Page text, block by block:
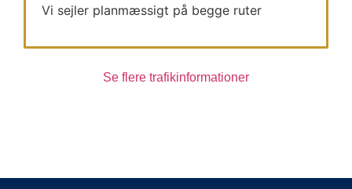
Vi sejler planmæssigt på begge ruter
Se flere trafikinformationer